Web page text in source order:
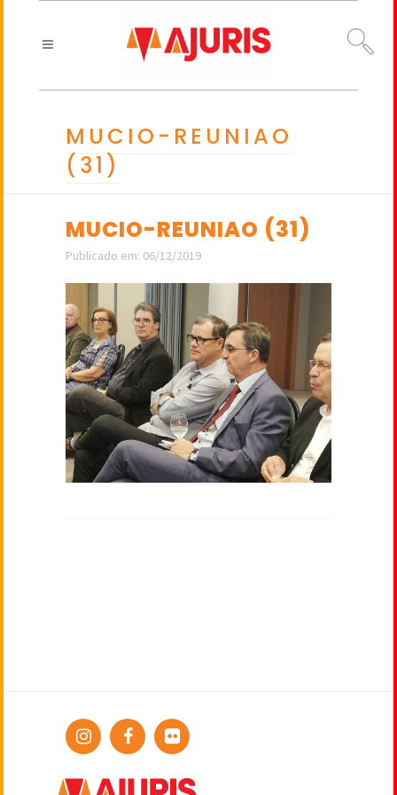
MUCIO-REUNIAO
(31)
MUCIO-REUNIAO (31)
Publicado em: 06/12/2019